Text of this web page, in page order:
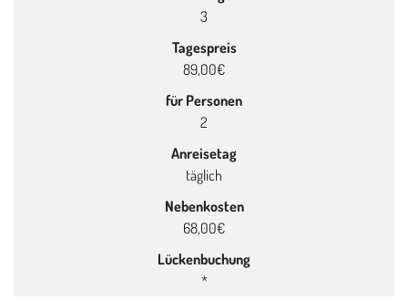
3
Tagespreis
89,00€
für Personen
2
Anreisetag
täglich
Nebenkosten
68,00€
Lückenbuchung
*